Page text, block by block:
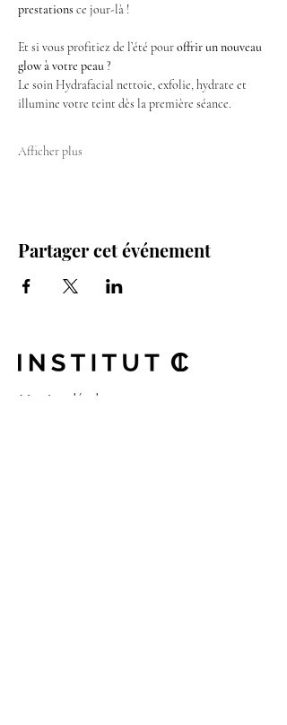
prestations ce jour-là !
Et si vous profitiez de l’été pour offrir un nouveau
glow à votre peau ?
Le soin Hydrafacial nettoie, exfolie, hydrate et
illumine votre teint dès la première séance.
Afficher plus
Partager cet événement
Mentions légales